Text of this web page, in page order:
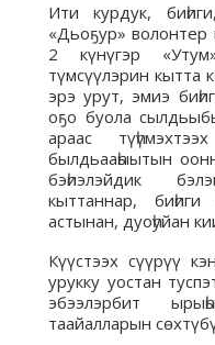
Ити курдук,
«Дьоҕур»
2 күнүгэр
түмсүүлэрин кытта
эрэ урут, эмиэ
оҕо буола
араас
былдьааһыытын
бэһиэлэйдик
кыттаннар,
астынан, дуоһуйан
Күүстээх сүүрүү
урукку уостан
эбээлэрбит
таайалларын